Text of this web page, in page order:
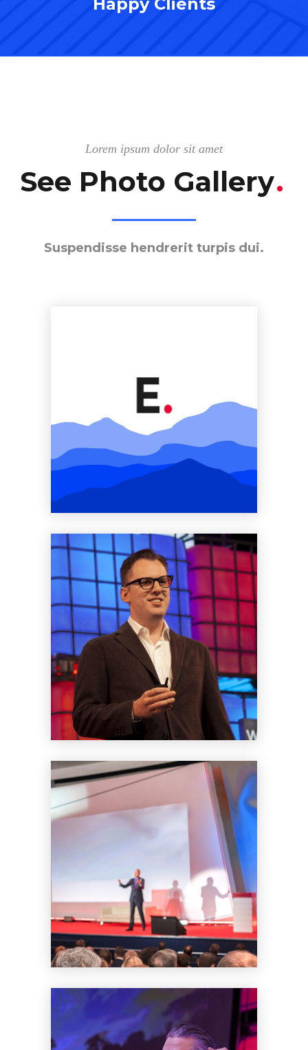
Lorem ipsum dolor sit amet
See Photo Gallery
.
Suspendisse hendrerit turpis dui.